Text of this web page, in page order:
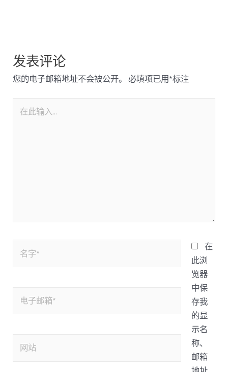
发表评论
您的电子邮箱地址不会被公开。 必填项已用*标注
在
此浏
览器
中保
存我
的显
示名
称、
邮箱